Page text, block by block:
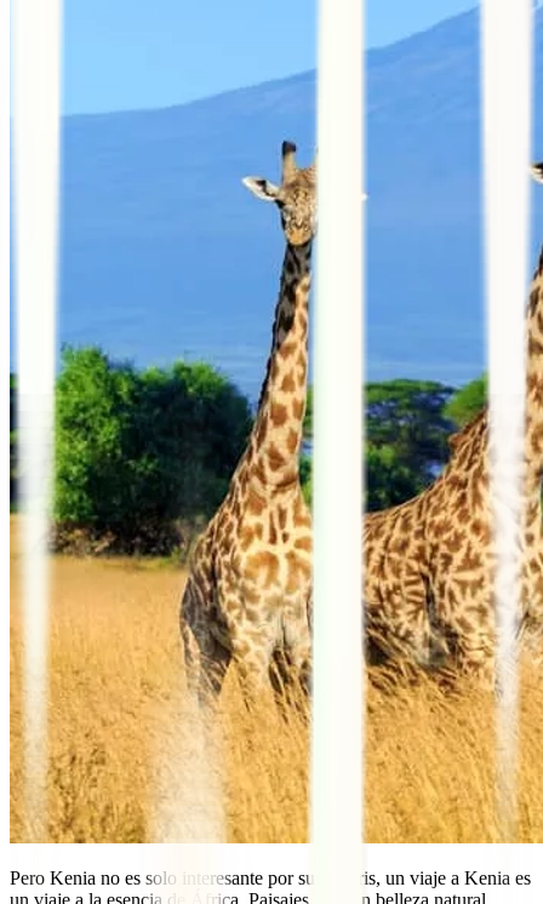
Pero Kenia no es solo interesante por sus safaris, un viaje a Kenia es
un viaje a la esencia de África. Paisajes de gran belleza natural,